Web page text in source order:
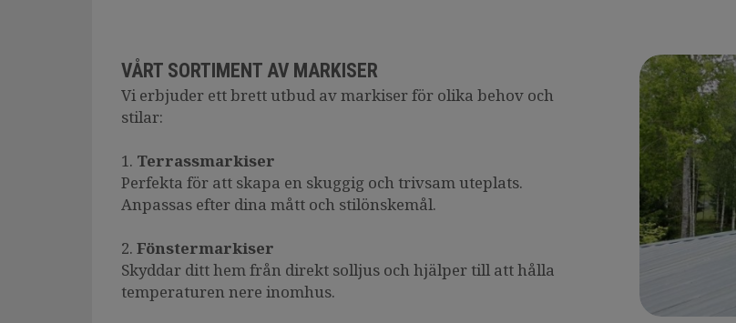
VÅRT SORTIMENT AV MARKISER
Vi erbjuder ett brett utbud av markiser för olika behov och
stilar:
1. Terrassmarkiser
Perfekta för att skapa en skuggig och trivsam uteplats.
Anpassas efter dina mått och stilönskemål.
2. Fönstermarkiser
Skyddar ditt hem från direkt solljus och hjälper till att hålla
temperaturen nere inomhus.